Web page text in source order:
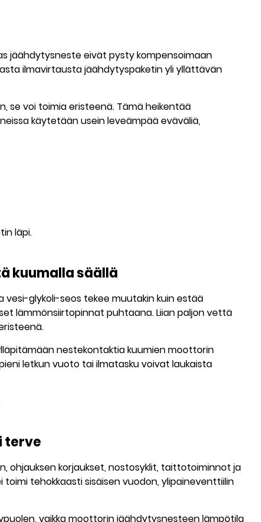
jäähdytysneste eivät pysty kompensoimaan
ilmavirtausta jäähdytyspaketin yli yllättävän
se voi toimia eristeenä. Tämä heikentää
käytetään usein leveämpää eväväliä,
läpi.
kuumalla säällä
vesi-glykoli-seos tekee muutakin kuin estää
lämmönsiirtopinnat puhtaana. Liian paljon vettä
nestekontaktia kuumien moottorin
letkun vuoto tai ilmatasku voivat laukaista
terve
ohjauksen korjaukset, nostosyklit, taittotoiminnot ja
tehokkaasti sisäisen vuodon, ylipaineventtiilin
vaikka moottorin jäähdytysnesteen lämpötila